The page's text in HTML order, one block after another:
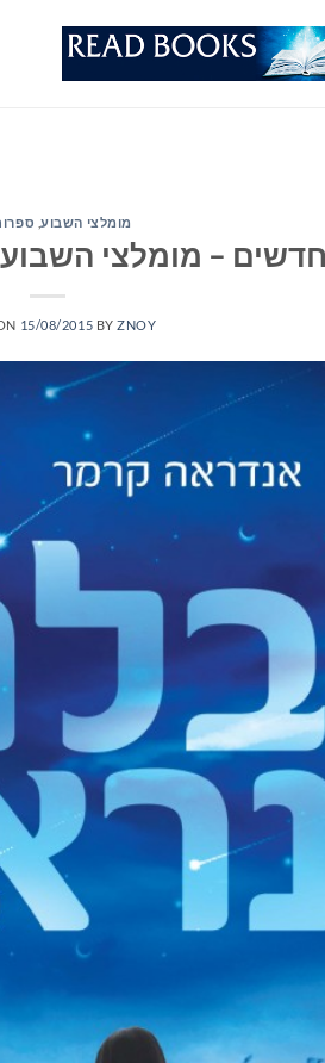
מומלצי השבוע,
– מומלצי השבוע
15/08/2015 BYZNOY